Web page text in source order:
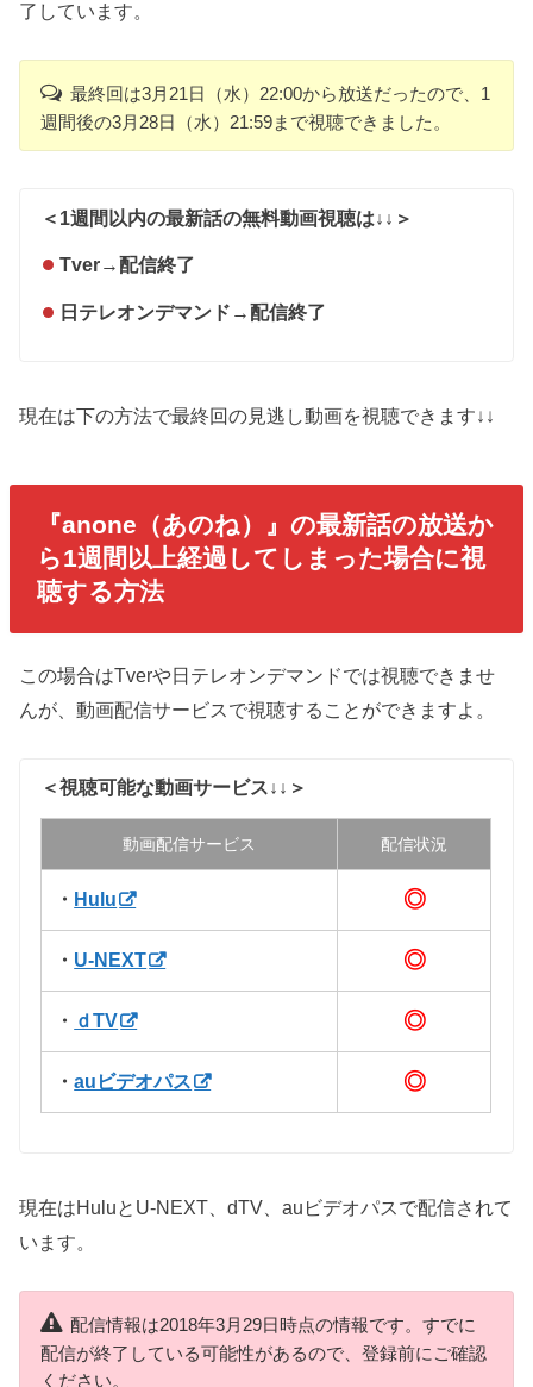
了しています。
最終回は3月21日（水）22:00から放送だったので、1
週間後の3月28日（水）21:59まで視聴できました。
＜1週間以内の最新話の無料動画視聴は↓↓＞
Tver→配信終了
日テレオンデマンド →配信終了
現在は下の方法で最終回の見逃し動画を視聴できます↓↓
『anone（あのね）』の最新話の放送か
ら1週間以上経過してしまった場合に視
聴する方法
この場合はTverや日テレオンデマンドでは視聴できませ
んが、動画配信サービスで視聴することができますよ。
＜視聴可能な動画サービス↓↓＞
動画配信サービス 配信状況
・ Hulu ◎
・ U-NEXT ◎
・ ｄTV ◎
・auビデオパス ◎
現在はHuluとU-NEXT、dTV、auビデオパスで配信されて
います。
配信情報は2018年3月29日時点の情報です。すでに
配信が終了している可能性があるので、登録前にご確認
ください。